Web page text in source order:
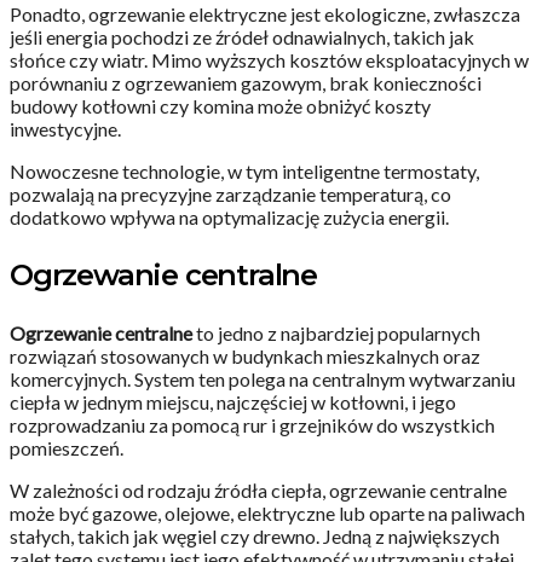
Ponadto, ogrzewanie elektryczne jest ekologiczne, zwłaszcza
jeśli energia pochodzi ze źródeł odnawialnych, takich jak
słońce czy wiatr. Mimo wyższych kosztów eksploatacyjnych w
porównaniu z ogrzewaniem gazowym, brak konieczności
budowy kotłowni czy komina może obniżyć koszty
inwestycyjne.
Nowoczesne technologie, w tym inteligentne termostaty,
pozwalają na precyzyjne zarządzanie temperaturą, co
dodatkowo wpływa na optymalizację zużycia energii.
Ogrzewanie centralne
Ogrzewanie centralneto jedno z najbardziej popularnych
rozwiązań stosowanych w budynkach mieszkalnych oraz
komercyjnych. System ten polega na centralnym wytwarzaniu
ciepła w jednym miejscu, najczęściej w kotłowni, i jego
rozprowadzaniu za pomocą rur i grzejników do wszystkich
pomieszczeń.
W zależności od rodzaju źródła ciepła, ogrzewanie centralne
może być gazowe, olejowe, elektryczne lub oparte na paliwach
stałych, takich jak węgiel czy drewno. Jedną z największych